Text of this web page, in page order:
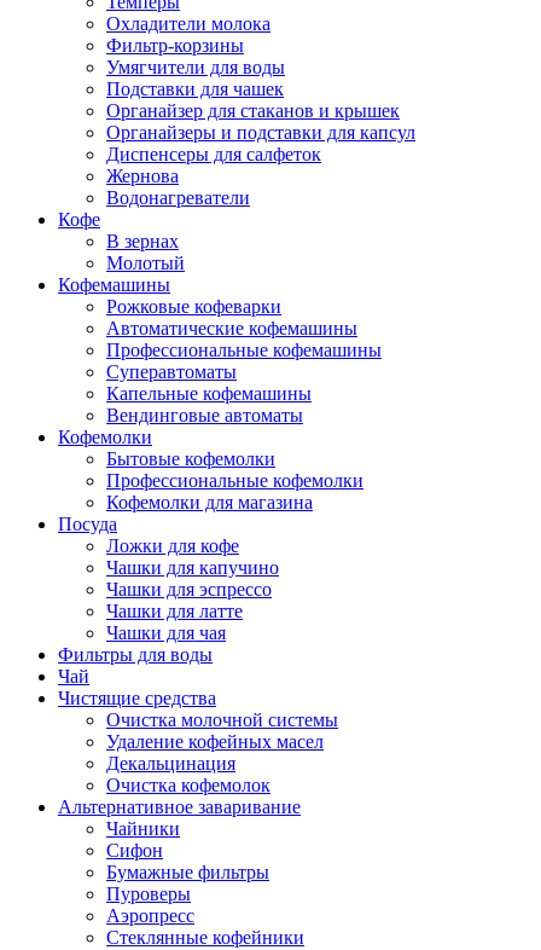
Охладители молока
Фильтр-корзины
Умягчители для воды
Подставки для чашек
Органайзер для стаканов и крышек
Органайзеры и подставки для капсул
Диспенсеры для салфеток
Жернова
Водонагреватели
Кофе
В зернах
Молотый
Кофемашины
Рожковые кофеварки
Автоматические кофемашины
Профессиональные кофемашины
Суперавтоматы
Капельные кофемашины
Вендинговые автоматы
Кофемолки
Бытовые кофемолки
Профессиональные кофемолки
Кофемолки для магазина
Посуда
Ложки для кофе
Чашки для капучино
Чашки для эспрессо
Чашки для латте
Чашки для чая
Фильтры для воды
Чай
Чистящие средства
Очистка молочной системы
Удаление кофейных масел
Декальцинация
Очистка кофемолок
Альтернативное заваривание
Чайники
Сифон
Бумажные фильтры
Пуроверы
Аэропресс
Стеклянные кофейники